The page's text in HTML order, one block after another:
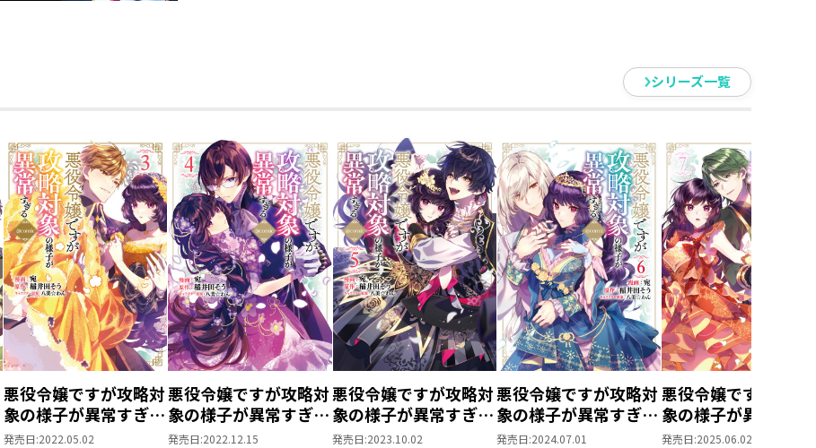
シリーズ一覧
悪役令嬢ですが攻略対
象の様子が異常すぎる
@COMIC 第3巻
発売日:2022.05.02
悪役令嬢ですが攻略対
象の様子が異常すぎる
@COMIC 第4巻
発売日:2022.12.15
悪役令嬢ですが攻略対
象の様子が異常すぎる
@COMIC 第5巻
発売日:2023.10.02
悪役令嬢ですが攻略対
象の様子が異常すぎる
＠COMIC 第6巻
発売日:2024.07.01
悪役令嬢ですが攻略
象の様子が異常すぎ
@COMIC 第7巻
発売日:2025.06.02